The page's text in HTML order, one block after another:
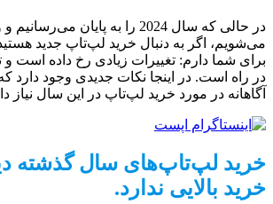
می‌شویم، اگر به دنبال خرید لپ‌تاپ جدید
برای شما دارم: تغییرات زیادی رخ داده است و
در راه است. در اینجا نکات جدیدی وجود دارد
آگاهانه در مورد خرید لپ‌تاپ در این سال نیاز
خرید لپ‌تاپ‌های سال گذشته
خرید بالایی ندارد.